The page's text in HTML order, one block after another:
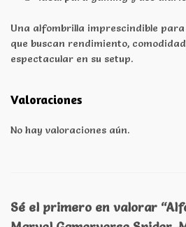
Una alfombrilla imprescindible
que buscan rendimiento,
espectacular en su setup.
Valoraciones
No hay valoraciones aún.
Sé el primero en valorar